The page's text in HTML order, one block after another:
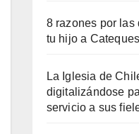
8 razones por las
tu hijo a
La Iglesia de
digitalizándose
servicio a sus